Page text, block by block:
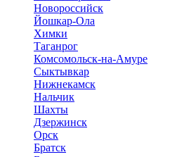
Новороссийск
Йошкар-Ола
Химки
Таганрог
Комсомольск-на-Амуре
Сыктывкар
Нижнекамск
Нальчик
Шахты
Дзержинск
Орск
Братск